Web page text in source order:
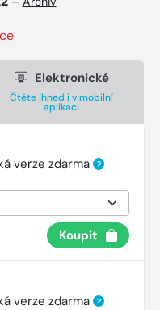
Elektronické
Čtěte ihned i v mobilní
aplikaci
verze zdarma ?
Koupit
verze zdarma ?